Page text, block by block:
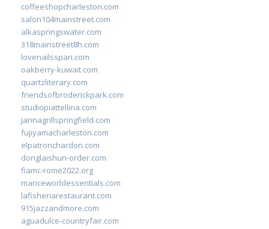
coffeeshopcharleston.com
salon104mainstreet.com
alkaspringswater.com
318mainstreet8h.com
lovenailsspari.com
oakberry-kuwait.com
quartzliterary.com
friendsofbroderickpark.com
studiopiattellina.com
jannagrillspringfield.com
fujiyamacharleston.com
elpatronchardon.com
donglaishun-order.com
fiamc-rome2022.org
mariceworldessentials.com
lafisheriarestaurant.com
915jazzandmore.com
aguadulce-countryfair.com